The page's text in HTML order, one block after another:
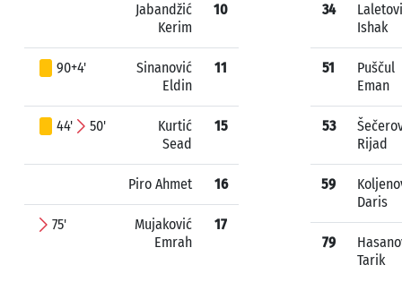
Jabandžić
Kerim
10
90+4'
Sinanović
Eldin
11
44' 50'
Kurtić
Sead
15
Piro Ahmet 16
75'
Mujaković
Emrah
17
34
Ishak
51
Puščul
Eman
53
Rijad
59
Daris
79
Tarik